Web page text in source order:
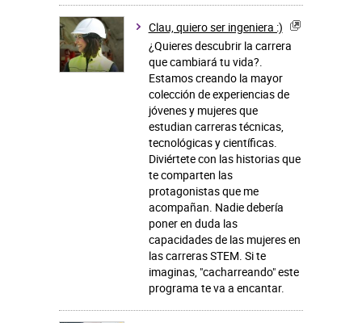
Clau, quiero ser ingeniera :)
¿Quieres descubrir la carrera
que cambiará tu vida?.
Estamos creando la mayor
colección de experiencias de
jóvenes y mujeres que
estudian carreras técnicas,
tecnológicas y científicas.
Diviértete con las historias que
te comparten las
protagonistas que me
acompañan. Nadie debería
poner en duda las
capacidades de las mujeres en
las carreras STEM. Si te
imaginas, "cacharreando" este
programa te va a encantar.